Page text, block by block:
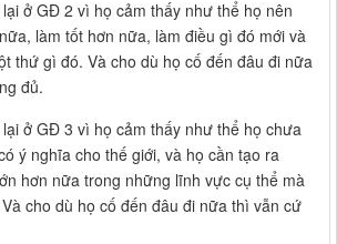
ở GĐ 2 vì họ cảm thấy như thể họ nên
làm tốt hơn nữa, làm điều gì đó mới và
thứ gì đó. Và cho dù họ cố đến đâu đi nữa
đủ.
ở GĐ 3 vì họ cảm thấy như thể họ chưa
ý nghĩa cho thế giới, và họ cần tạo ra
hơn nữa trong những lĩnh vực cụ thể mà
cho dù họ cố đến đâu đi nữa thì vẫn cứ